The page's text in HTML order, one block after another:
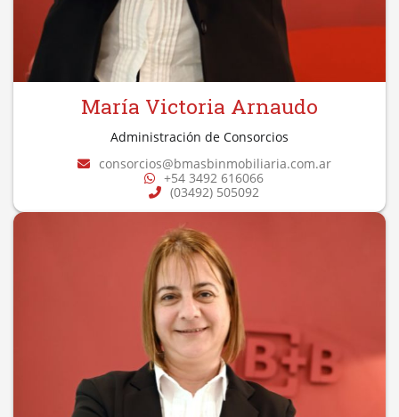
María Victoria Arnaudo
Administración de Consorcios
consorcios@bmasbinmobiliaria.com.ar
+54 3492 616066
(03492) 505092